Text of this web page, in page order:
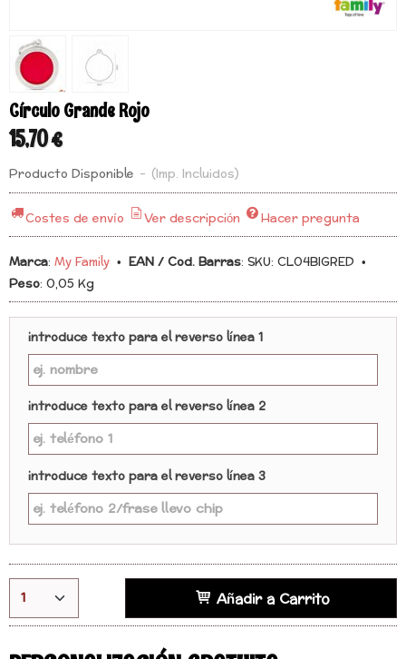
Círculo Grande Rojo
15,70 €
Producto Disponible - (Imp. Incluidos)
Costes de envío Ver descripción
Hacer pregunta
Marca: My Family • EAN / Cod. Barras: SKU: CL04BIGRED •
Peso: 0,05 Kg
introduce texto para el reverso línea 1
introduce texto para el reverso línea 2
introduce texto para el reverso línea 3
Añadir a Carrito